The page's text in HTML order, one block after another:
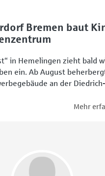
Bremen baut
in Hemelingen zieht bald
ein. Ab August
an der
Für das SOS-Kinderdorf
Mehr